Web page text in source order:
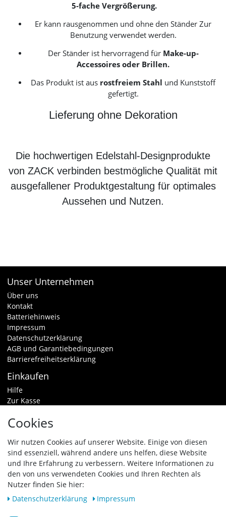
5-fache Vergrößerung.
Er kann rausgenommen und ohne den Ständer Zur
Benutzung verwendet werden.
Der Ständer ist hervorragend für Make-up-
Accessoires oder Brillen.
Das Produkt ist aus rostfreiem Stahl und Kunststoff
gefertigt.
Lieferung ohne Dekoration
Die hochwertigen Edelstahl-Designprodukte
von ZACK verbinden bestmögliche Qualität mit
ausgefallener Produktgestaltung für optimales
Aussehen und Nutzen.
Unser Unternehmen
Über uns
Kontakt
Batteriehinweis
Impressum
Datenschutzerklärung
AGB und Garantiebedingungen
Barrierefreiheitserklärung
Einkaufen
Hilfe
Zur Kasse
Zahlungsarten & Versand
Vertrag widerrufen
Zahlungsarten
Cookies
Wir nutzen Cookies auf unserer Website. Einige von diesen
sind essenziell, während andere uns helfen, diese Website
und Ihre Erfahrung zu verbessern. Weitere Informationen zu
den von uns verwendeten Cookies und Ihren Rechten als
Nutzer finden Sie hier:
Daten­schutz­erklärung
Impressum